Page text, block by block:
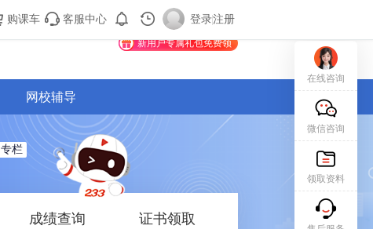
购课车 客服中心 登录|注册
购课车 登录/注册
新用户专属礼包免费领
网校辅导
专栏
成绩查询 证书领取
在线咨询
微信咨询
领取资料